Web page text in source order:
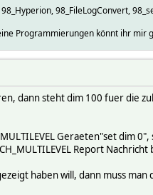
98_FileLogConvert,
Programmierungen könnt ihr mir
dann steht dim 100 fuer die
Geraeten"set dim
Report
haben will, dann muss